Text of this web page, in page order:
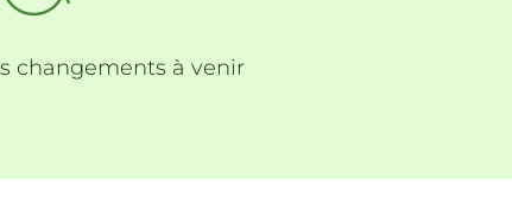
changements à venir